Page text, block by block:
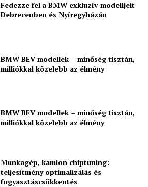
Fedezze fel a BMW exkluzív modelljeit
Debrecenben és Nyíregyházán
BMW BEV modellek – minőség tisztán,
milliókkal közelebb az élmény
BMW BEV modellek – minőség tisztán,
milliókkal közelebb az élmény
Munkagép, kamion chiptuning:
teljesítmény optimalizálás és
fogyasztáscsökkentés